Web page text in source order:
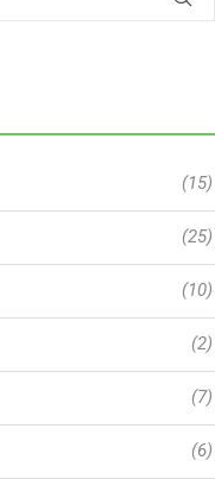
(15)
(25)
(10)
(2)
(7)
(6)